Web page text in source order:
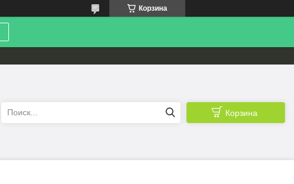
Корзина
Корзина